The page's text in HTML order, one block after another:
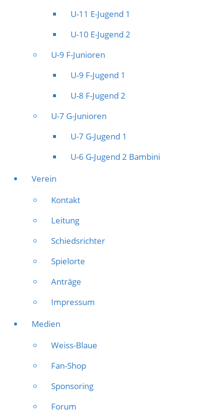
U-11 E-Jugend 1
U-10 E-Jugend 2
U-9 F-Junioren
U-9 F-Jugend 1
U-8 F-Jugend 2
U-7 G-Junioren
U-7 G-Jugend 1
U-6 G-Jugend 2 Bambini
Verein
Kontakt
Leitung
Schiedsrichter
Spielorte
Anträge
Impressum
Medien
Weiss-Blaue
Fan-Shop
Sponsoring
Forum